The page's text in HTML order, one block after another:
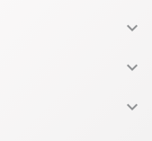


